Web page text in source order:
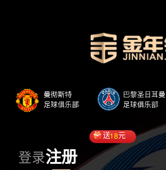
登录注册
送18元